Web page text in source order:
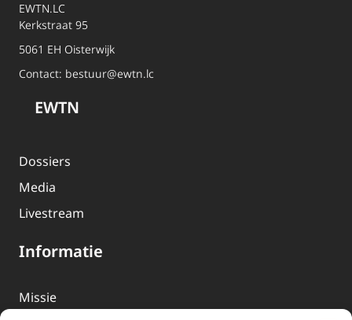
EWTN.LC
Kerkstraat 95
5061 EH Oisterwijk
Contact: bestuur@ewtn.lc
EWTN
Dossiers
Media
Livestream
Informatie
Missie